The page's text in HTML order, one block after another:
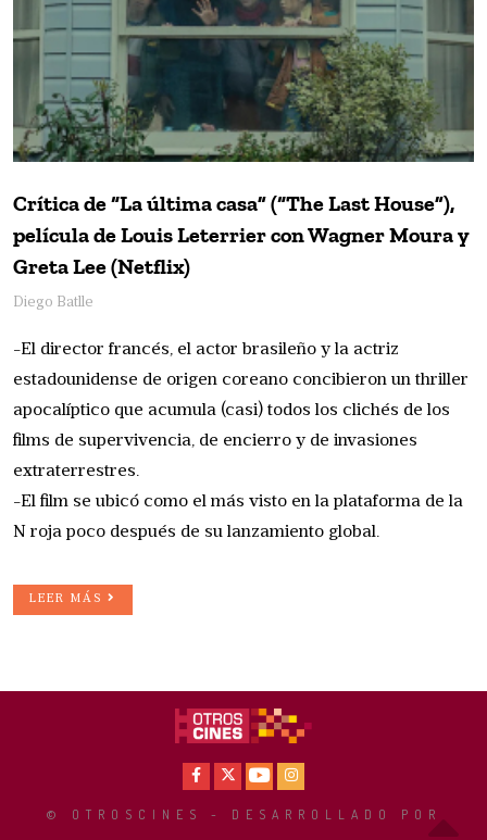
Crítica de “La última casa” (“The Last House”),
película de Louis Leterrier con Wagner Moura y
Greta Lee (Netflix)
Diego Batlle
-El director francés, el actor brasileño y la actriz
estadounidense de origen coreano concibieron un thriller
apocalíptico que acumula (casi) todos los clichés de los
films de supervivencia, de encierro y de invasiones
extraterrestres.
-El film se ubicó como el más visto en la plataforma de la
N roja poco después de su lanzamiento global.
LEER MÁS
Facebook
X YoutubeInstagram
© OTROSCINES - DESARROLLADO POR